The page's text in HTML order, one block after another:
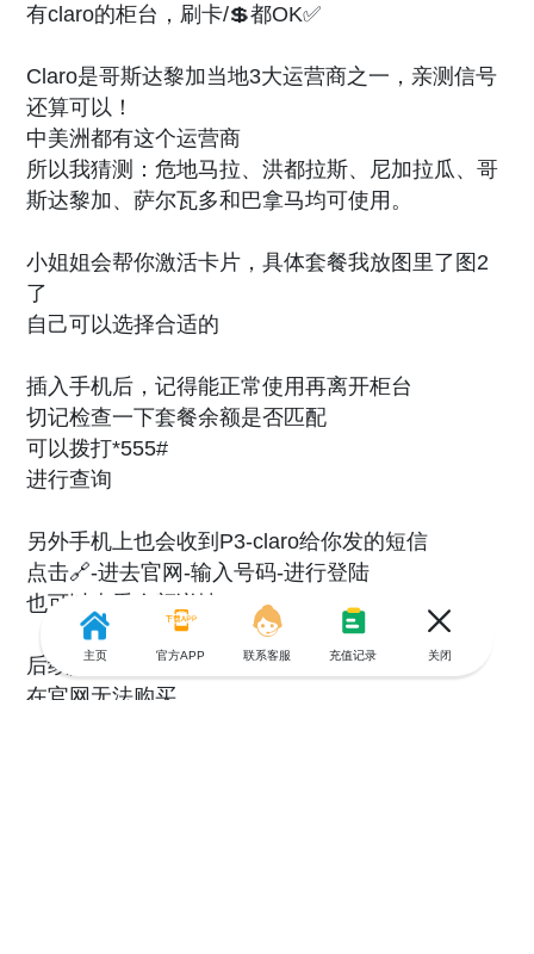
有claro的柜台，刷卡/💲都OK✅
Claro是哥斯达黎加当地3大运营商之一，亲测信号
还算可以！
中美洲都有这个运营商
所以我猜测：危地马拉、洪都拉斯、尼加拉瓜、哥
斯达黎加、萨尔瓦多和巴拿马均可使用。
小姐姐会帮你激活卡片，具体套餐我放图里了图2
了
自己可以选择合适的
插入手机后，记得能正常使用再离开柜台
切记检查一下套餐余额是否匹配
可以拨打*555#
进行查询
另外手机上也会收到P3-claro给你发的短信
点击🔗-进去官网-输入号码-进行登陆
也可以查看余额详情-P7
后续如果流量不够用的话
在官网无法购买
主页 官方APP 联系客服 充值记录 关闭